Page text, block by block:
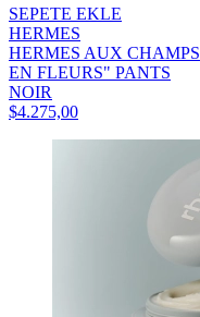
SEPETE EKLE
HERMES
HERMES AUX CHAMPS
EN FLEURS" PANTS
NOIR
$4.275,00